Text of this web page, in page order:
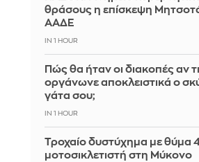
θράσους η επίσκεψη
ΑΑΔΕ
IN 1 HOUR
Πώς θα ήταν οι διακοπές αν
οργάνωνε αποκλειστικά ο
γάτα σου;
IN 1 HOUR
Τροχαίο δυστύχημα με θύμα
μοτοσικλετιστή στη Μύκονο